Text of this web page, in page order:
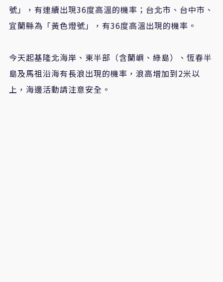
號」，有連續出現36度高溫的機率；台北市、台中市、
宜蘭縣為「黃色燈號」，有36度高溫出現的機率。
今天起基隆北海岸、東半部（含蘭嶼、綠島）、恆春半
島及馬祖沿海有長浪出現的機率，浪高增加到2米以
上，海邊活動請注意安全。